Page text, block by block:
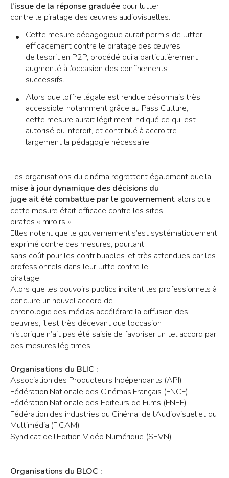
l’issue de la réponse graduéepour lutter
contre le piratage des œuvres audiovisuelles.
Cette mesure pédagogique aurait permis de lutter
efficacement contre le piratage des œuvres
de l’esprit en P2P, procédé qui a particulièrement
augmenté à l’occasion des confinements
successifs.
Alors que l’offre légale est rendue désormais très
accessible, notamment grâce au Pass Culture,
cette mesure aurait légitiment indiqué ce qui est
autorisé ou interdit, et contribué à accroitre
largement la pédagogie nécessaire.
Les organisations du cinéma regrettent également que la
mise à jour dynamique des décisions du
juge ait été combattue par le gouvernement, alors que
cette mesure était efficace contre les sites
pirates « miroirs ».
Elles notent que le gouvernement s’est systématiquement
exprimé contre ces mesures, pourtant
sans coût pour les contribuables, et très attendues par les
professionnels dans leur lutte contre le
piratage.
Alors que les pouvoirs publics incitent les professionnels à
conclure un nouvel accord de
chronologie des médias accélérant la diffusion des
oeuvres, il est très décevant que l’occasion
historique n’ait pas été saisie de favoriser un tel accord par
des mesures légitimes.
Organisations du BLIC :
Association des Producteurs Indépendants (API)
Fédération Nationale des Cinémas Français (FNCF)
Fédération Nationale des Editeurs de Films (FNEF)
Fédération des industries du Cinéma, de l’Audiovisuel et du
Multimédia (FICAM)
Syndicat de l’Edition Vidéo Numérique (SEVN)
Organisations du BLOC :